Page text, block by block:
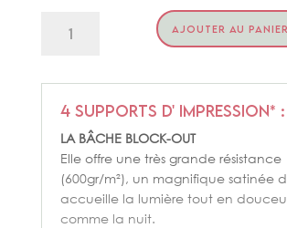
AJOUTER AU PANIER
4 supports d' impression* :
LA BÂCHE BLOCK-OUT
Elle offre une très grande résistance
(600gr/m²), un magnifique satinée
accueille la lumière tout en
comme la nuit.